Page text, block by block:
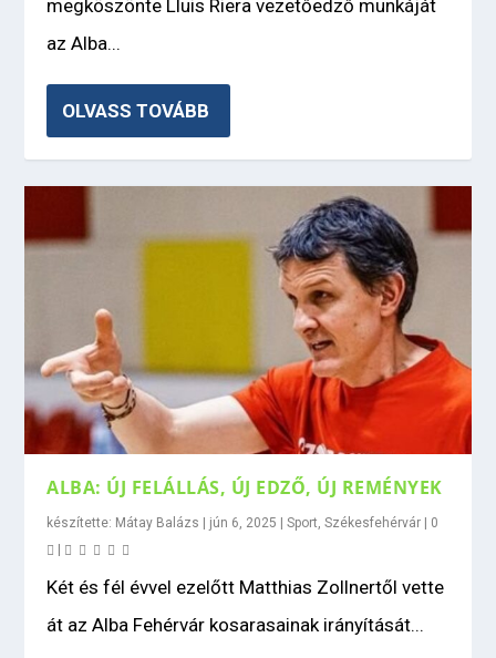
megköszönte Lluis Riera vezetőedző munkáját
az Alba...
OLVASS TOVÁBB
ALBA: ÚJ FELÁLLÁS, ÚJ EDZŐ, ÚJ REMÉNYEK
készítette: Mátay Balázs | jún 6, 2025 |Sport ,Székesfehérvár | 0
|
Két és fél évvel ezelőtt Matthias Zollnertől vette
át az Alba Fehérvár kosarasainak irányítását...